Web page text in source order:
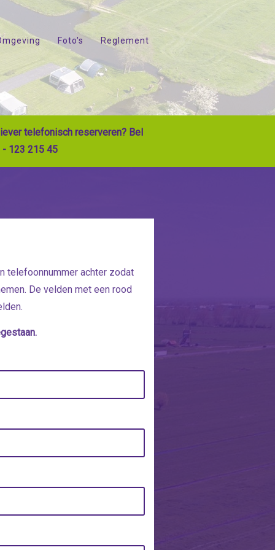
Foto's Reglement
telefonisch reserveren? Bel
- 123 215 45
telefoonnummer achter zodat
De velden met een rood